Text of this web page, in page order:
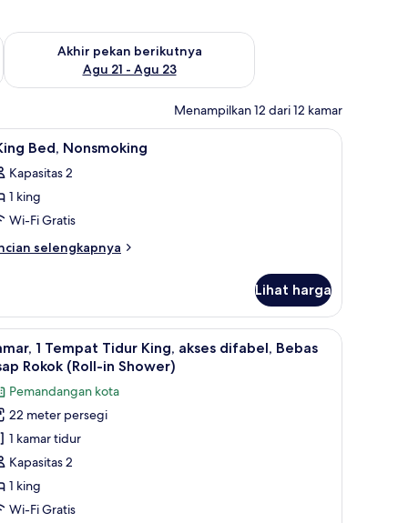
Agu 14 - Agu 16
Akhir pekan berikutnya
Agu 21 - Agu 23
Periksa ketersediaan untuk akhir pekan berikutnya Agu 21 -
Menampilkan 12 dari 12 kamar
Brankas, meja kerja, dan setrika/meja setrika
1 Bed, Nonsmoking
Kapasitas 2
1 king
Wi-Fi Gratis
selengkapnya
Lihat harga
Brankas, meja kerja, dan setrika/meja setrika
5
1 Tempat Tidur King, akses difabel, Bebas
Rokok (Roll-in Shower)
Pemandangan kota
22 meter persegi
1 kamar tidur
Kapasitas 2
1 king
Wi-Fi Gratis